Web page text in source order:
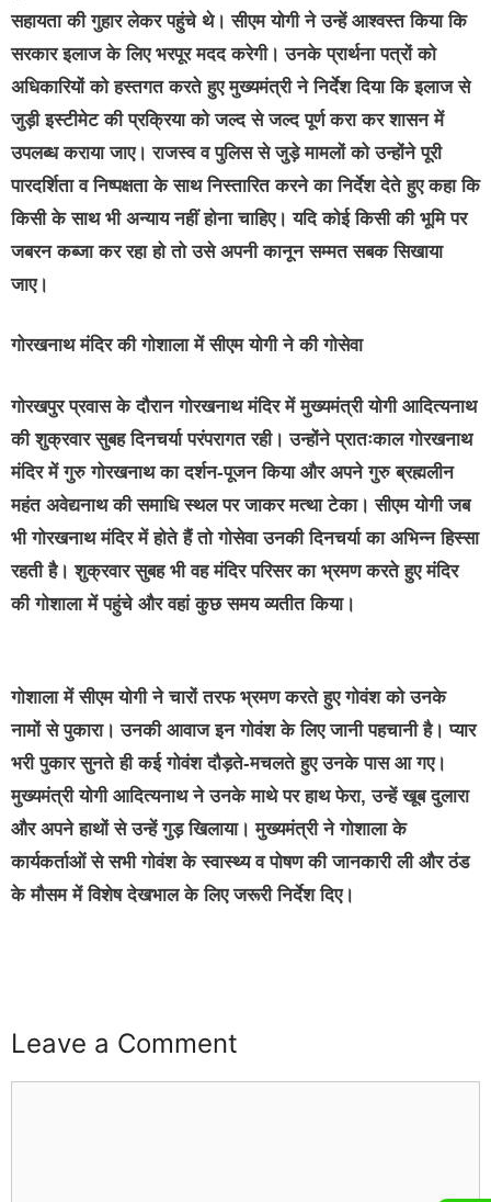
सहायता की गुहार लेकर पहुंचे थे। सीएम योगी ने उन्हें आश्वस्त किया कि
सरकार इलाज के लिए भरपूर मदद करेगी। उनके प्रार्थना पत्रों को
अधिकारियों को हस्तगत करते हुए मुख्यमंत्री ने निर्देश दिया कि इलाज से
जुड़ी इस्टीमेट की प्रक्रिया को जल्द से जल्द पूर्ण करा कर शासन में
उपलब्ध कराया जाए। राजस्व व पुलिस से जुड़े मामलों को उन्होंने पूरी
पारदर्शिता व निष्पक्षता के साथ निस्तारित करने का निर्देश देते हुए कहा कि
किसी के साथ भी अन्याय नहीं होना चाहिए। यदि कोई किसी की भूमि पर
जबरन कब्जा कर रहा हो तो उसे अपनी कानून सम्मत सबक सिखाया
जाए।
गोरखनाथ मंदिर की गोशाला में सीएम योगी ने की गोसेवा
गोरखपुर प्रवास के दौरान गोरखनाथ मंदिर में मुख्यमंत्री योगी आदित्यनाथ
की शुक्रवार सुबह दिनचर्या परंपरागत रही। उन्होंने प्रातःकाल गोरखनाथ
मंदिर में गुरु गोरखनाथ का दर्शन-पूजन किया और अपने गुरु ब्रह्मलीन
महंत अवेद्यनाथ की समाधि स्थल पर जाकर मत्था टेका। सीएम योगी जब
भी गोरखनाथ मंदिर में होते हैं तो गोसेवा उनकी दिनचर्या का अभिन्न हिस्सा
रहती है। शुक्रवार सुबह भी वह मंदिर परिसर का भ्रमण करते हुए मंदिर
की गोशाला में पहुंचे और वहां कुछ समय व्यतीत किया।
गोशाला में सीएम योगी ने चारों तरफ भ्रमण करते हुए गोवंश को उनके
नामों से पुकारा। उनकी आवाज इन गोवंश के लिए जानी पहचानी है। प्यार
भरी पुकार सुनते ही कई गोवंश दौड़ते-मचलते हुए उनके पास आ गए।
मुख्यमंत्री योगी आदित्यनाथ ने उनके माथे पर हाथ फेरा, उन्हें खूब दुलारा
और अपने हाथों से उन्हें गुड़ खिलाया। मुख्यमंत्री ने गोशाला के
कार्यकर्ताओं से सभी गोवंश के स्वास्थ्य व पोषण की जानकारी ली और ठंड
के मौसम में विशेष देखभाल के लिए जरूरी निर्देश दिए।
Leave a Comment